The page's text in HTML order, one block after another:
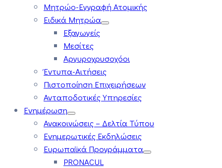
Μητρώο-Εγγραφή Ατομικής
Ειδικά Μητρώα
Εξαγωγείς
Μεσίτες
Αργυροχρυσοχόοι
Έντυπα-Αιτήσεις
Πιστοποίηση Επιχειρήσεων
Ανταποδοτικές Υπηρεσίες
Ενημέρωση
Ανακοινώσεις – Δελτία Τύπου
Ενημερωτικές Εκδηλώσεις
Ευρωπαϊκά Προγράμματα
PRONACUL